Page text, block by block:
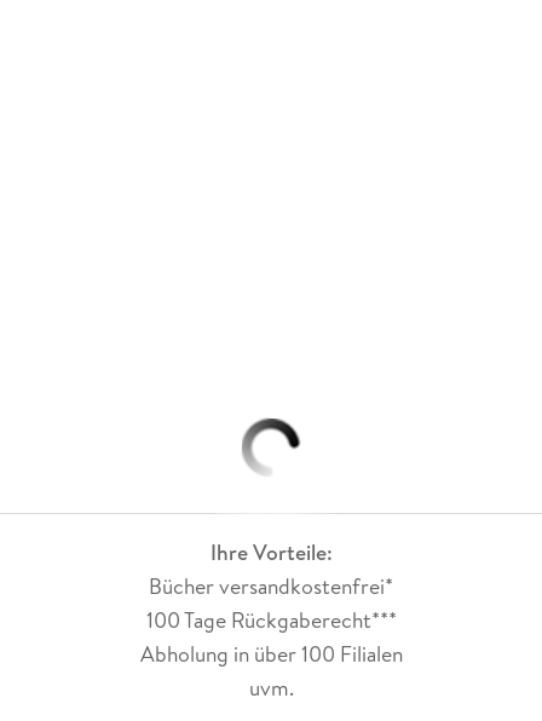
Ihre Vorteile:
Bücher versandkostenfrei*
100 Tage Rückgaberecht***
Abholung in über 100 Filialen
uvm.